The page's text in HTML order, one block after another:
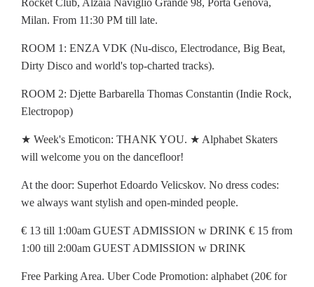
Rocket Club, Alzaia Naviglio Grande 98, Porta Genova,
Milan. From 11:30 PM till late.
ROOM 1: ENZA VDK (Nu-disco, Electrodance, Big Beat,
Dirty Disco and world's top-charted tracks).
ROOM 2: Djette Barbarella Thomas Constantin (Indie Rock,
Electropop)
★ Week's Emoticon: THANK YOU. ★ Alphabet Skaters
will welcome you on the dancefloor!
At the door: Superhot Edoardo Velicskov. No dress codes:
we always want stylish and open-minded people.
€ 13 till 1:00am GUEST ADMISSION w DRINK € 15 from
1:00 till 2:00am GUEST ADMISSION w DRINK
Free Parking Area. Uber Code Promotion: alphabet (20€ for